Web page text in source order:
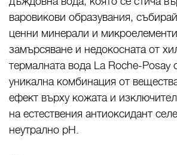
варовикови образувания,
ценни минерали и
замърсяване и недокосната от
термалната вода La Roche-Posay
уникална комбинация от
ефект върху кожата и
на естествения антиоксидант
неутрално pH.